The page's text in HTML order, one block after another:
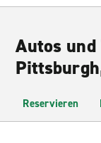
Autos
Reservieren